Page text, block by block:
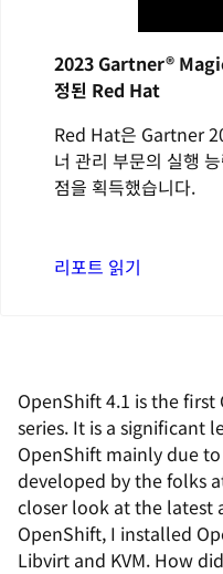
2023 Gartner®
정된 Red Hat
Red Hat은 Gartner
너 관리 부문의 실행
점을 획득했습니다.
리포트 읽기
OpenShift 4.1 is the first
series. It is a significant
OpenShift mainly due
developed by the folks
closer look at the latest
OpenShift, I installed
Libvirt and KVM. How